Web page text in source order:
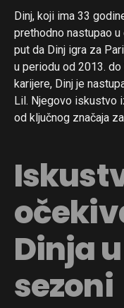
Dinj, koji ima 33
prethodno nastupao
put da Dinj igra za
u periodu od 2013.
karijere, Dinj je
Lil. Njegovo iskustvo
od ključnog značaja
Dinja
sezoni